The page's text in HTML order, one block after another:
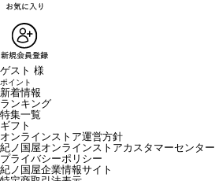
ゲスト 様
ポイント
新着情報
ランキング
特集一覧
ギフト
オンラインストア運営方針
紀ノ国屋オンラインストアカスタマーセンター
プライバシーポリシー
紀ノ国屋企業情報サイト